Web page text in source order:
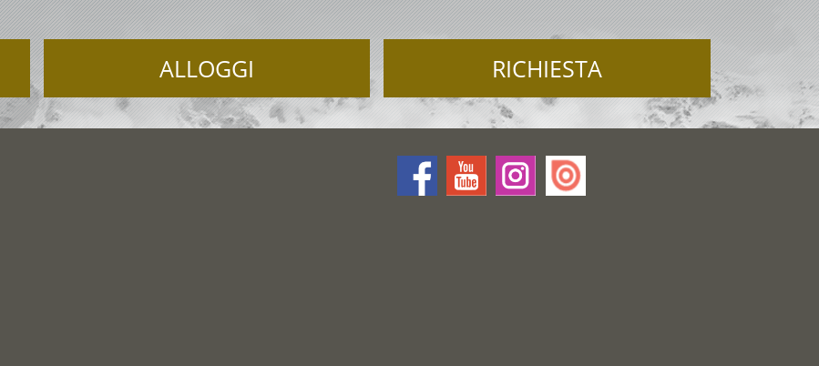
ALLOGGI RICHIESTA